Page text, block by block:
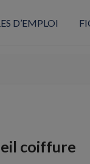
D’EMPLOI
coiffure